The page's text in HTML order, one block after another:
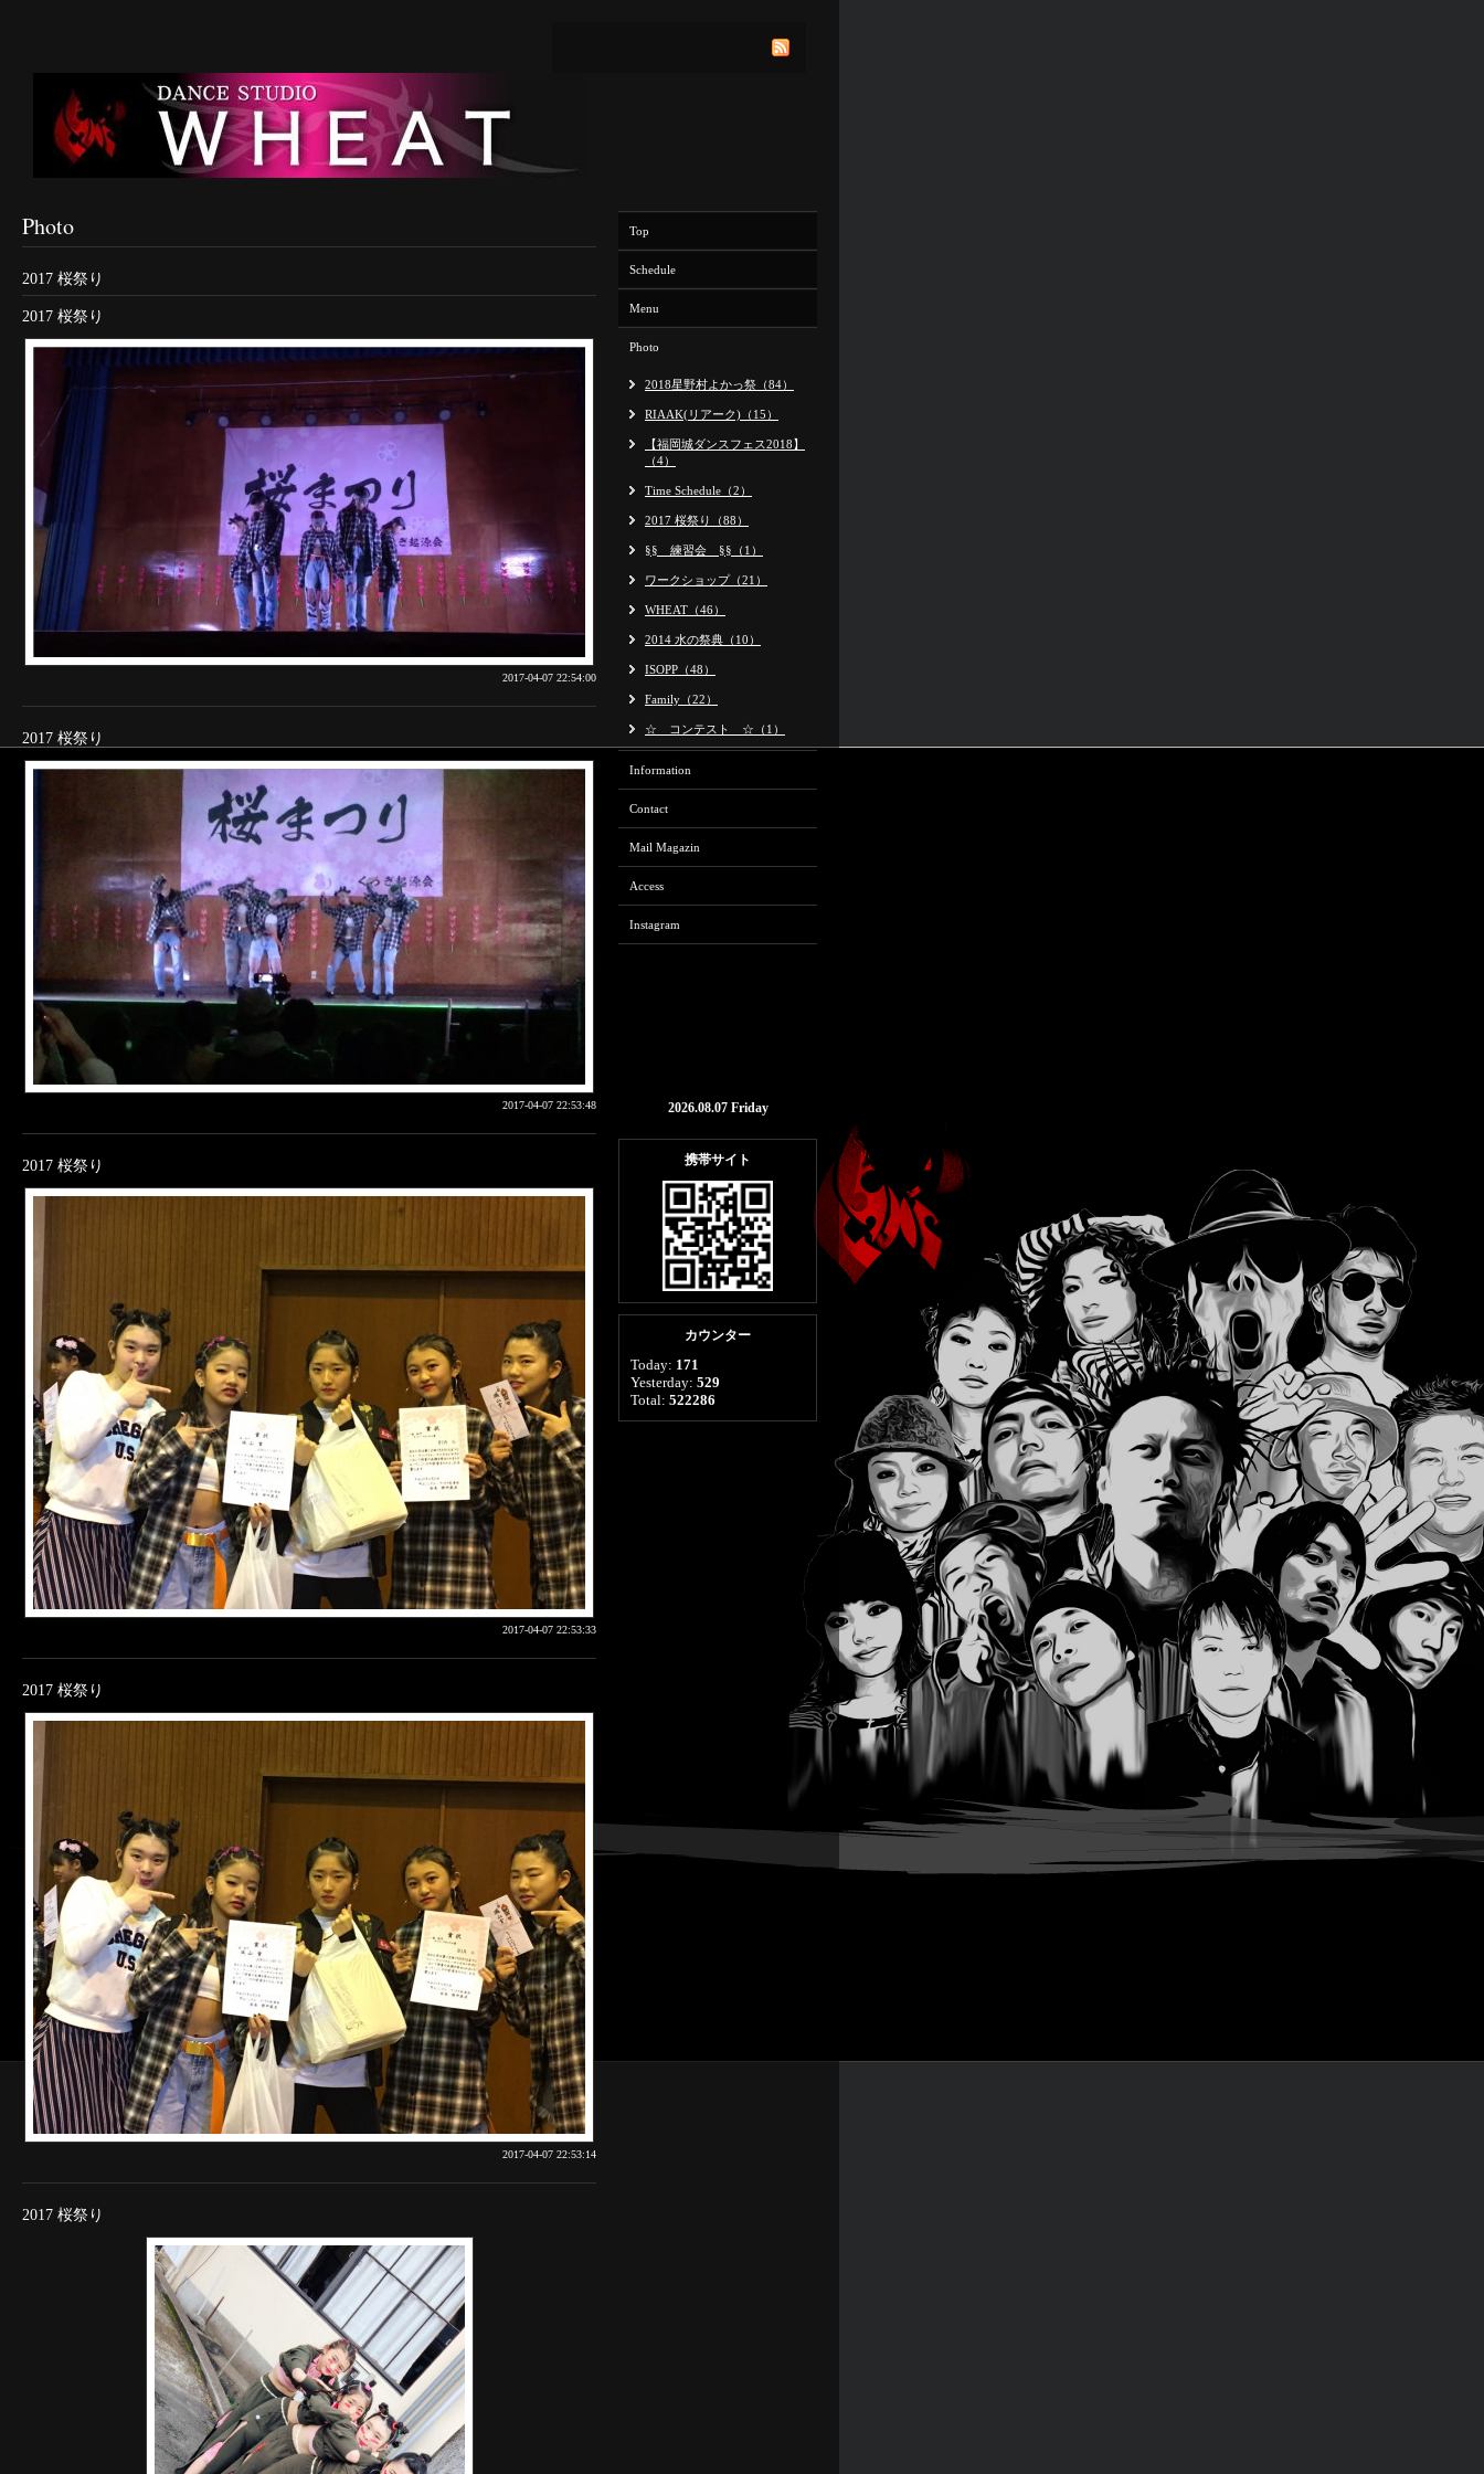
Photo
2017 桜祭り
2017 桜祭り
2017-04-07 22:54:00
2017 桜祭り
2017-04-07 22:53:48
2017 桜祭り
2017-04-07 22:53:33
2017 桜祭り
2017-04-07 22:53:14
2017 桜祭り
Top
Schedule
Menu
Photo
2018星野村よかっ祭（84）
RIAAK(リアーク)（15）
【福岡城ダンスフェス2018】
（4）
Time Schedule（2）
2017 桜祭り（88）
§§ 練習会 §§（1）
ワークショップ（21）
WHEAT（46）
2014 水の祭典（10）
ISOPP（48）
Family（22）
☆ コンテスト ☆（1）
Information
Contact
Mail Magazin
Access
Instagram
2026.08.07 Friday
携帯サイト
カウンター
Today: 171
Yesterday: 529
Total: 522286